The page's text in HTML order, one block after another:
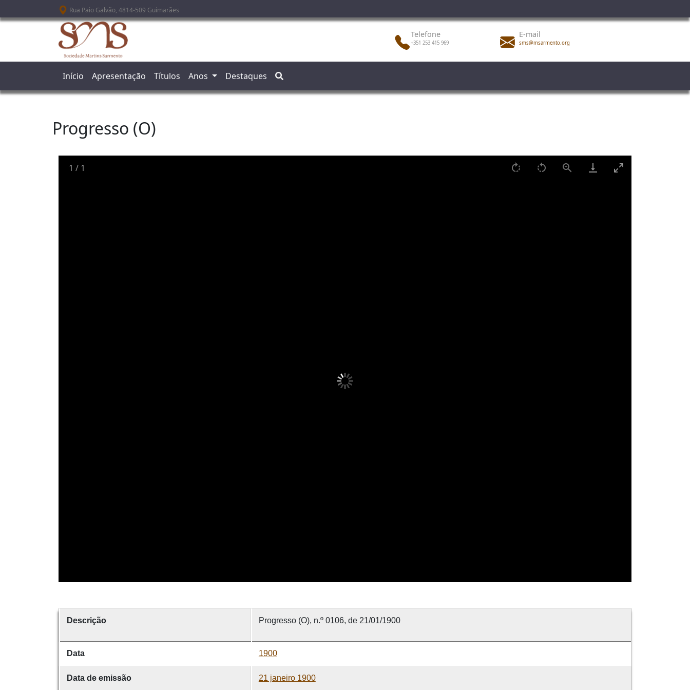
Passar para o conteúdo principal
Rua Paio Galvão, 4814-509 Guimarães
Telefone
+351 253 415 969
E-mail
sms@msarmento.org
Início Apresentação Títulos Anos Destaques
Progresso (O)
1 / 1
Descrição Progresso (O), n.º 0106, de 21/01/1900
Data 1900
Data de emissão 21 janeiro 1900